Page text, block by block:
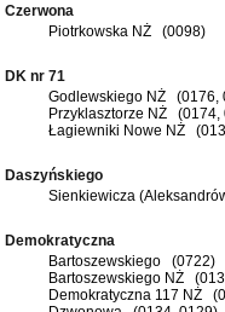
Czerwona
Piotrkowska NŻ (0098)
DK nr 71
Godlewskiego NŻ (0176,
Przyklasztorze NŻ (0174,
Łagiewniki Nowe NŻ
Daszyńskiego
Sienkiewicza
Demokratyczna
Bartoszewskiego (0722)
Bartoszewskiego NŻ
Demokratyczna 117 NŻ